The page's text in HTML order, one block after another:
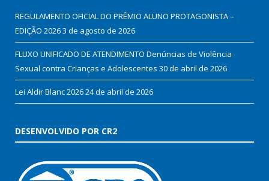
REGULAMENTO OFICIAL DO PRÊMIO ALUNO PROTAGONISTA –
EDIÇÃO 20263 de agosto de 2026
FLUXO UNIFICADO DE ATENDIMENTO Denúncias de Violência
Sexual contra Crianças e Adolescentes 30 de abril de 2026
Lei Aldir Blanc 202624 de abril de 2026
DESENVOLVIDO POR CR2